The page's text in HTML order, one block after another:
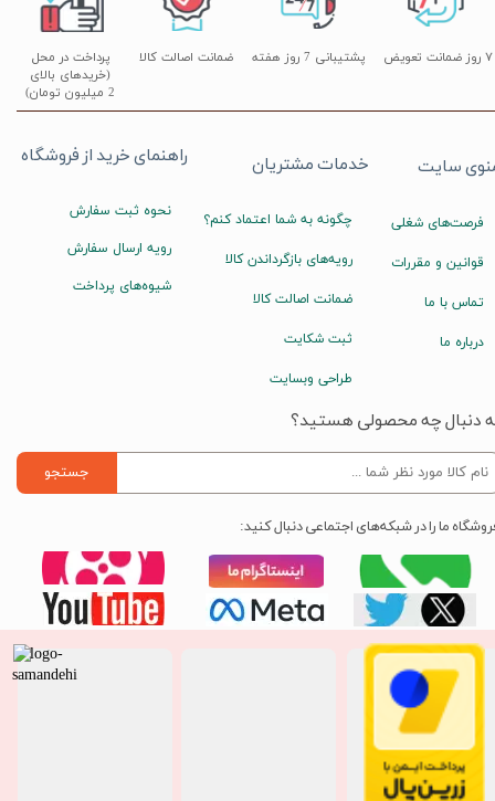
پشتیبانی 7 روز هفته
پرداخت در محل
(خریدهای بالای
2 میلیون تومان)
۷ روز ضمانت تعویض ضمانت اصالت کالا
راهنمای خرید از فروشگاه
نحوه ثبت سفارش
رویه ارسال سفارش
شیوه‌های پرداخت
خدمات مشتریان
چگونه به شما اعتماد کنم؟
رویه‌های بازگرداندن کالا
ضمانت اصالت کالا
ثبت شکایت
طراحی وبسایت
سایت
فرصت‌های شغلی
قوانین و مقررات
تماس با ما
درباره ما
دنبال چه محصولی هستید؟
جستجو
ما را در شبکه‌های اجتماعی دنبال کنید: